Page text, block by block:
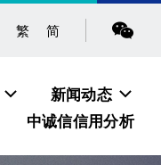
繁 简
新闻动态
中诚信信用分析